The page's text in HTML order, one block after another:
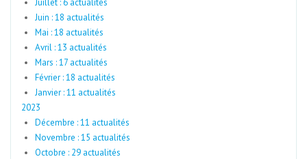
Juillet : 6 actualités
Juin : 18 actualités
Mai : 18 actualités
Avril : 13 actualités
Mars : 17 actualités
Février : 18 actualités
Janvier : 11 actualités
2023
Décembre : 11 actualités
Novembre : 15 actualités
Octobre : 29 actualités